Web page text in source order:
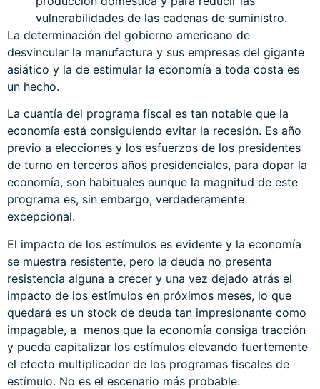
vulnerabilidades de las cadenas de suministro.
La determinación del gobierno americano de
desvincular la manufactura y sus empresas del gigante
asiático y la de estimular la economía a toda costa es
un hecho.
La cuantía del programa fiscal es tan notable que la
economía está consiguiendo evitar la recesión. Es año
previo a elecciones y los esfuerzos de los presidentes
de turno en terceros años presidenciales, para dopar la
economía, son habituales aunque la magnitud de este
programa es, sin embargo, verdaderamente
excepcional.
El impacto de los estímulos es evidente y la economía
se muestra resistente, pero la deuda no presenta
resistencia alguna a crecer y una vez dejado atrás el
impacto de los estímulos en próximos meses, lo que
quedará es un stock de deuda tan impresionante como
impagable, a menos que la economía consiga tracción
y pueda capitalizar los estímulos elevando fuertemente
el efecto multiplicador de los programas fiscales de
estímulo. No es el escenario más probable.